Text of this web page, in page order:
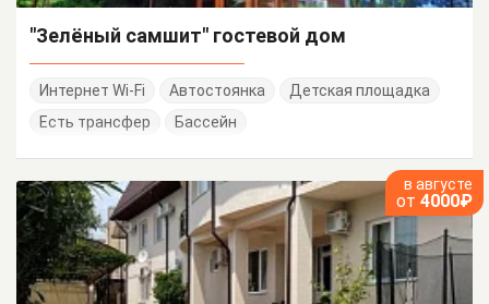
"Зелёный самшит" гостевой дом
Интернет Wi-Fi Автостоянка
Детская площадка
Есть трансфер
Бассейн
в августе
от 4000₽